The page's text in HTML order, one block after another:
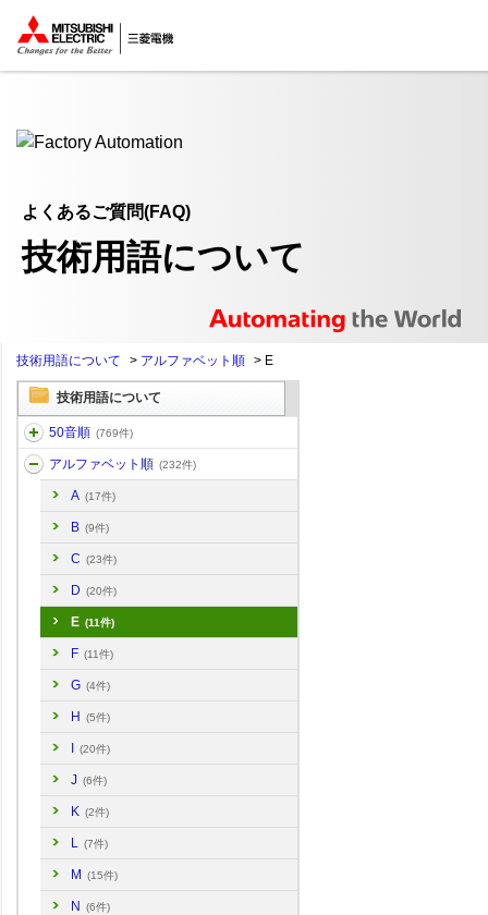
ここから本文
よくあるご質問(FAQ)
技術用語について
技術用語について > アルファベット順 > E
技術用語について
50音順 (769件)
アルファベット順 (232件)
A (17件)
B (9件)
C (23件)
D (20件)
E (11件)
F (11件)
G (4件)
H (5件)
(20件)
J (6件)
K (2件)
L (7件)
M (15件)
N (6件)